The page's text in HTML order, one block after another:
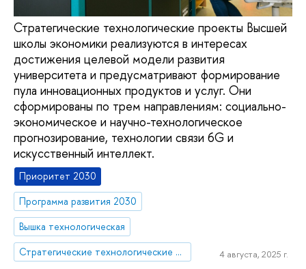
Стратегические технологические проекты Высшей
школы экономики реализуются в интересах
достижения целевой модели развития
университета и предусматривают формирование
пула инновационных продуктов и услуг. Они
сформированы по трем направлениям: социально-
экономическое и научно-технологическое
прогнозирование, технологии связи 6G и
искусственный интеллект.
Приоритет 2030
Программа развития 2030
Вышка технологическая
Стратегические технологические проекты
4 августа, 2025 г.